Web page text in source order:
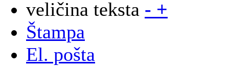
veličina teksta - +
Štampa
El. pošta